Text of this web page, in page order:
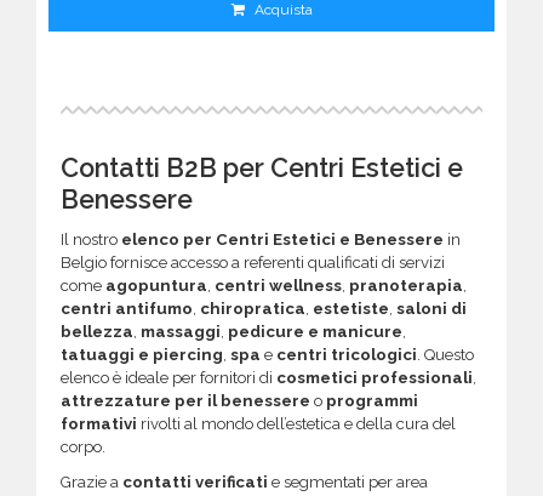
Acquista
Contatti B2B per Centri Estetici e
Benessere
Il nostro elenco per Centri Estetici e Benessere in
Belgio fornisce accesso a referenti qualificati di servizi
come agopuntura, centri wellness, pranoterapia,
centri antifumo, chiropratica, estetiste, saloni di
bellezza, massaggi, pedicure e manicure,
tatuaggi e piercing, spa e centri tricologici. Questo
elenco è ideale per fornitori di cosmetici professionali,
attrezzature per il benessere o programmi
formativi rivolti al mondo dell’estetica e della cura del
corpo.
Grazie a contatti verificati e segmentati per area